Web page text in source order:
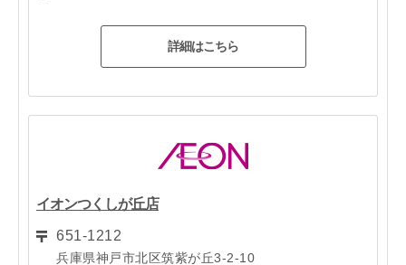
詳細はこちら
イオンつくしが丘店
651-1212
兵庫県神戸市北区筑紫が丘3-2-10